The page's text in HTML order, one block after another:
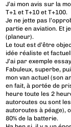
J’ai mon avis sur la
T+1 et T+10 et T+100.
Je ne jette pas
partie en aviation. Et
(planeur).
Le tout est d’être
idée réaliste et
J’ai par exemple
Fabuleux, superbe,
mon van actuel (son
en fait, à portée de
heure toute les 2
autoroutes ou sont
autoroutes à péage),
80% de la batterie.